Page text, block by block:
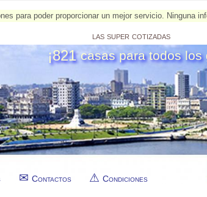
para poder proporcionar un mejor servicio. Ninguna
las super cotizadas
¡821casas para todos
Contactos Condiciones